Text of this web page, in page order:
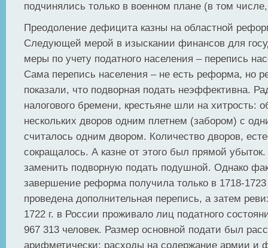
подчинялись только в военном плане (в том
Преодоление дефицита казны на областной
Следующей мерой в изыскании финансов для
меры по учету податного населения – перепись
Сама перепись населения – не есть реформа, но
показали, что подворная подать неэффективна.
налогового бремени, крестьяне шли на хитрость:
нескольких дворов одним плетнем (забором) с
считалось одним двором. Количество дворов,
сокращалось. А казне от этого был прямой
заменить подворную подать подушной. Однако
завершение реформа получила только в 1718-1723
проведена дополнительная перепись, а затем
1722 г. в России проживало лиц податного
967 313 человек. Размер основной подати был
арифметически: расходы на содержание армии и